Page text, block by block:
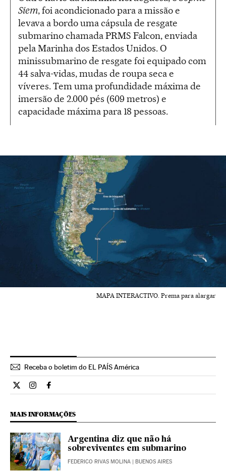
Siem, foi acondicionado para a missão e
levava a bordo uma cápsula de resgate
submarino chamada PRMS Falcon, enviada
pela Marinha dos Estados Unidos. O
minissubmarino de resgate foi equipado com
44 salva-vidas, mudas de roupa seca e
víveres. Tem uma profundidade máxima de
imersão de 2.000 pés (609 metros) e
capacidade máxima para 18 pessoas.
MAPA INTERACTIVO. Prema para alargar
Receba o boletim do EL PAÍS América
Internacional El País Brasil en Twitter
Internacional El País Brasil en Instagram
Internacional El País Brasil en Facebook
MAIS INFORMAÇÕES
Argentina diz que não há
sobreviventes em submarino
FEDERICO RIVAS MOLINA | BUENOS AIRES